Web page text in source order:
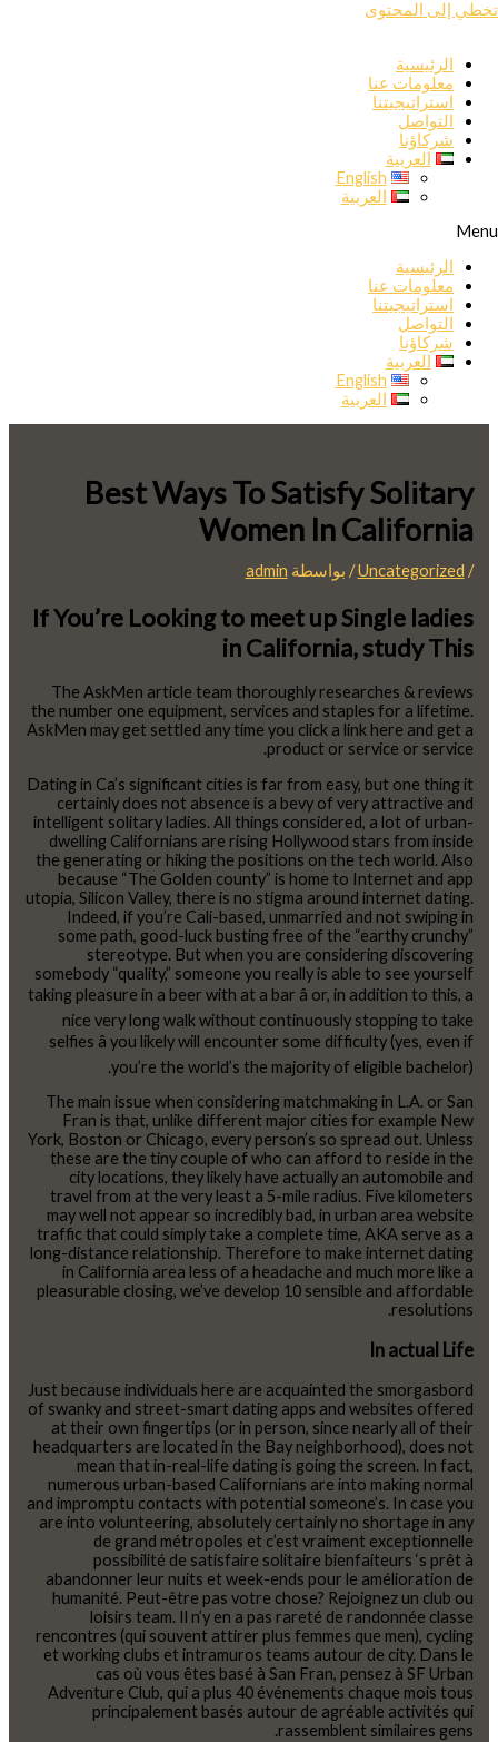
تخطي إلى المحتوى
الرئيسية
معلومات عنا
استراتيجيتنا
التواصل
شركاؤنا
العربية
English
العربية
Menu
الرئيسية
معلومات عنا
استراتيجيتنا
التواصل
شركاؤنا
العربية
English
العربية
Best Ways To Satisfy Solitary
Women In California
/
Uncategorized/ بواسطة admin
If You’re Looking to meet up Single ladies
in California, study This
The AskMen article team thoroughly researches & reviews
the number one equipment, services and staples for a lifetime.
AskMen may get settled any time you click a link here and get a
product or service or service.
Dating in Ca’s significant cities is far from easy, but one thing it
certainly does not absence is a bevy of very attractive and
intelligent solitary ladies. All things considered, a lot of urban-
dwelling Californians are rising Hollywood stars from inside
the generating or hiking the positions on the tech world. Also
because “The Golden county” is home to Internet and app
utopia, Silicon Valley, there is no stigma around internet dating.
Indeed, if you’re Cali-based, unmarried and not swiping in
some path, good-luck busting free of the “earthy crunchy”
stereotype. But when you are considering discovering
somebody “quality,” someone you really is able to see yourself
taking pleasure in a beer with at a bar â or, in addition to this, a
nice very long walk without continuously stopping to take
selfies â you likely will encounter some difficulty (yes, even if
you’re the world’s the majority of eligible bachelor).
The main issue when considering matchmaking in L.A. or San
Fran is that, unlike different major cities for example New
York, Boston or Chicago, every person’s so spread out. Unless
these are the tiny couple of who can afford to reside in the
city locations, they likely have actually an automobile and
travel from at the very least a 5-mile radius. Five kilometers
may well not appear so incredibly bad, in urban area website
traffic that could simply take a complete time, AKA serve as a
long-distance relationship. Therefore to make internet dating
in California area less of a headache and much more like a
pleasurable closing, we’ve develop 10 sensible and affordable
resolutions.
In actual Life
Just because individuals here are acquainted the smorgasbord
of swanky and street-smart dating apps and websites offered
at their own fingertips (or in person, since nearly all of their
headquarters are located in the Bay neighborhood), does not
mean that in-real-life dating is going the screen. In fact,
numerous urban-based Californians are into making normal
and impromptu contacts with potential someone’s. In case you
are into volunteering, absolutely certainly no shortage in any
de grand métropoles et c’est vraiment exceptionnelle
possibilité de satisfaire solitaire bienfaiteurs ‘s prêt à
abandonner leur nuits et week-ends pour le amélioration de
humanité. Peut-être pas votre chose? Rejoignez un club ou
loisirs team. Il n’y en a pas rareté de randonnée classe
rencontres (qui souvent attirer plus femmes que men), cycling
et working clubs et intramuros teams autour de city. Dans le
cas où vous êtes basé à San Fran, pensez à SF Urban
Adventure Club, qui a plus 40 événements chaque mois tous
principalement basés autour de agréable activités qui
rassemblent similaires gens.